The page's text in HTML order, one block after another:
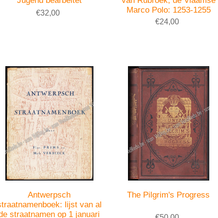
€32,00
Marco Polo: 1253-1255
€24,00
Antwerpsch
lijst van al
straatnamen op 1 januari
The Pilgrim's Progress